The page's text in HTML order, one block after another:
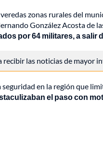
zonas rurales del
González Acosta de
por 64 militares, a salir
recibir las noticias de mayor
en la región que
el paso con